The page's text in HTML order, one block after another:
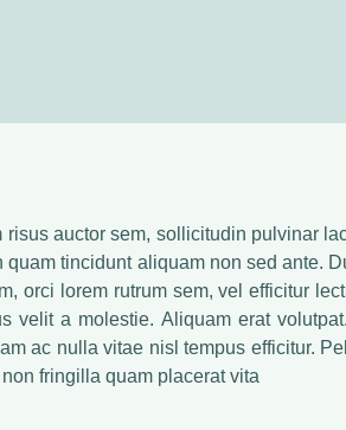
auctor sem, sollicitudin pulvinar
tincidunt aliquam non sed ante.
orci lorem rutrum sem, vel efficitur
velit a molestie. Aliquam erat
ac nulla vitae nisl tempus efficitur.
fringilla quam placerat vita